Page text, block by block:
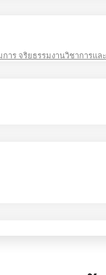
าร จริยธรรมงานวิชาการแล